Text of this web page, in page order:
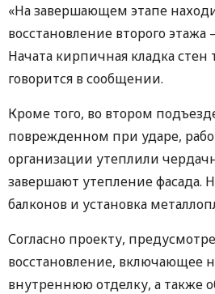
«На завершающем этапе
восстановление второго этажа
Начата кирпичная кладка стен
говорится в сообщении.
Кроме того, во втором
поврежденном при ударе,
организации утеплили
завершают утепление фасада.
балконов и установка
Согласно проекту,
восстановление, включающее
внутреннюю отделку, а также